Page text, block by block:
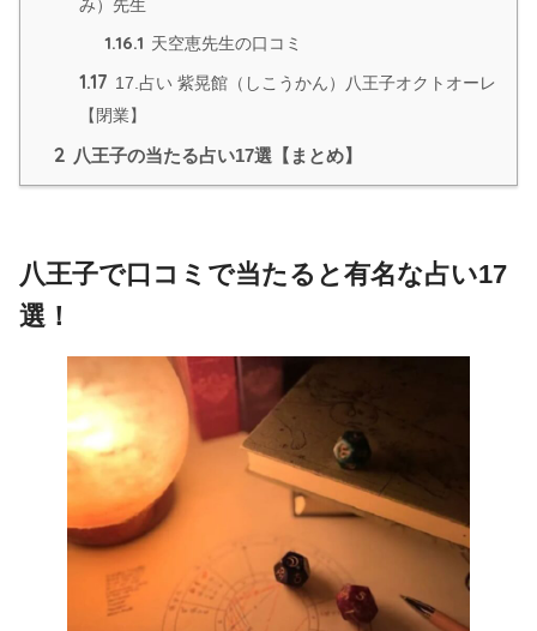
み）先生
1.16.1 天空恵先生の口コミ
1.17 17.占い 紫晃館（しこうかん）八王子オクトオーレ
【閉業】
2 八王子の当たる占い17選【まとめ】
八王子で口コミで当たると有名な占い17
選！